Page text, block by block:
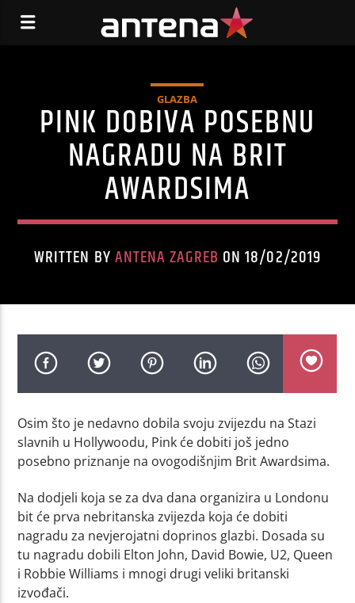
GLAZBA
PINK DOBIVA POSEBNU
NAGRADU NA BRIT
AWARDSIMA
WRITTEN BYANTENA ZAGREB ON 18/02/2019
Osim što je nedavno dobila svoju zvijezdu na Stazi
slavnih u Hollywoodu, Pink će dobiti još jedno
posebno priznanje na ovogodišnjim Brit Awardsima.
Na dodjeli koja se za dva dana organizira u Londonu
bit će prva nebritanska zvijezda koja će dobiti
nagradu za nevjerojatni doprinos glazbi. Dosada su
tu nagradu dobili Elton John, David Bowie, U2, Queen
i Robbie Williams i mnogi drugi veliki britanski
izvođači.